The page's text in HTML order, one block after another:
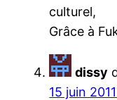
culturel,
Grâce à
dissy
15 juin